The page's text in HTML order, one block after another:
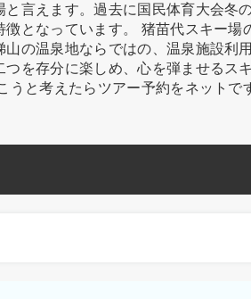
言えます。過去に国民体育大会冬
となっています。 猪苗代スキー場
の温泉地ならではの、温泉施設利
を存分に楽しめ、心を弾ませるス
と考えたらツアー予約をネットで